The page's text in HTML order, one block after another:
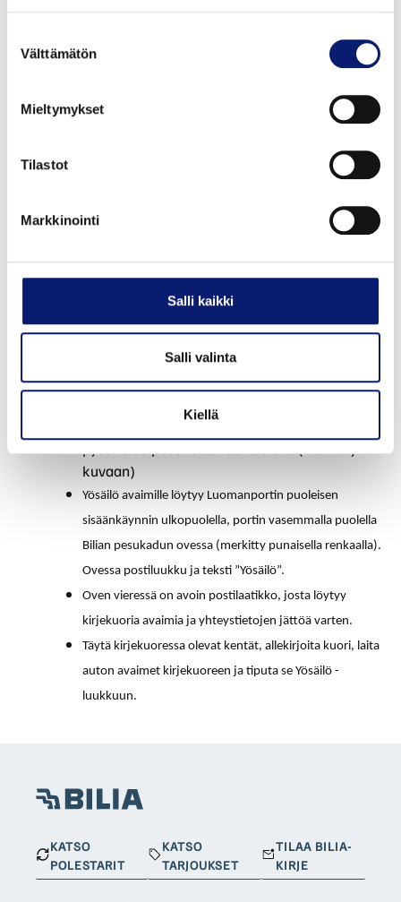
valinta
Välttämätön
Mieltymykset
Tilastot
Markkinointi
Salli kaikki
Salli valinta
Kiellä
Olari
Pesukadun aukioloaikana: pesukadun hoitaja
Pesukadun ollessa suljettuna: auton voi
kuvaan)
Yösäilö avaimille löytyy Luomanportin puoleisen
sisäänkäynnin ulkopuolella, portin vasemmalla puolella
Bilian pesukadun ovessa (merkitty punaisella renkaalla).
Ovessa postiluukku ja teksti ”Yösäilö”.
Oven vieressä on avoin postilaatikko, josta löytyy
kirjekuoria avaimia ja yhteystietojen jättöä varten.
Täytä kirjekuoressa olevat kentät, allekirjoita kuori, laita
auton avaimet kirjekuoreen ja tiputa se Yösäilö -
luukkuun.
KATSO
POLESTARIT
KATSO
TARJOUKSET
TILAA BILIA-
KIRJE